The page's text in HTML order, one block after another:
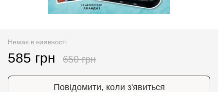
Немає в наявності
585 грн 650 грн
Повідомити, коли з'явиться